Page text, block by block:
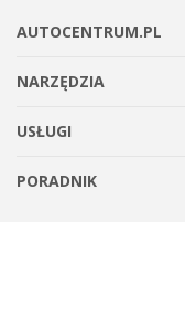
AUTOCENTRUM.PL
NARZĘDZIA
USŁUGI
PORADNIK